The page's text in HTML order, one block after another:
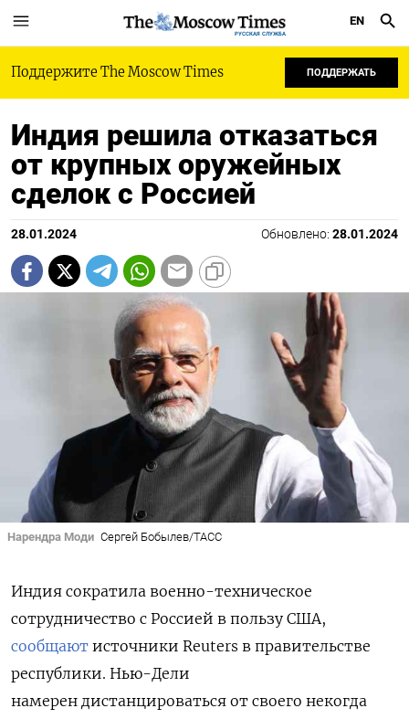
РУССКАЯ СЛУЖБА
EN
Поддержите The Moscow Times ПОДДЕРЖАТЬ
Индия решила отказаться
от крупных оружейных
сделок с Россией
28.01.2024 Обновлено: 28.01.2024
Нарендра Моди Сергей Бобылев/ТАСС
Индия сократила военно-техническое
сотрудничество с Россией в пользу США,
сообщают источники Reuters в правительстве
республики. Нью-Дели
намерен дистанцироваться от своего некогда